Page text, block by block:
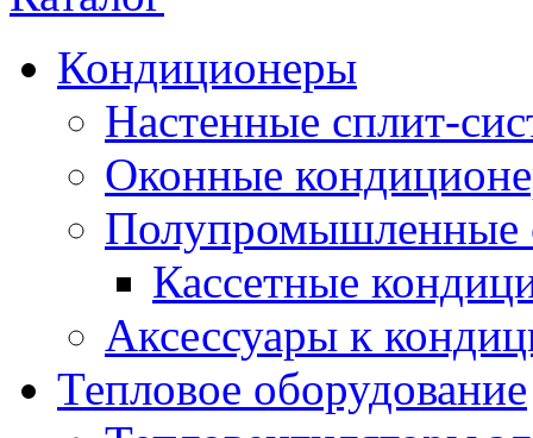
Кондиционеры
Настенные сплит-
Оконные
Полупромышленные
Кассетные
Аксессуары к
Тепловое оборудование